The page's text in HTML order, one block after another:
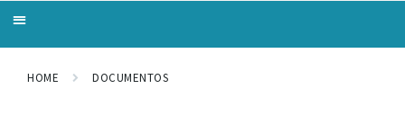
HOME DOCUMENTOS